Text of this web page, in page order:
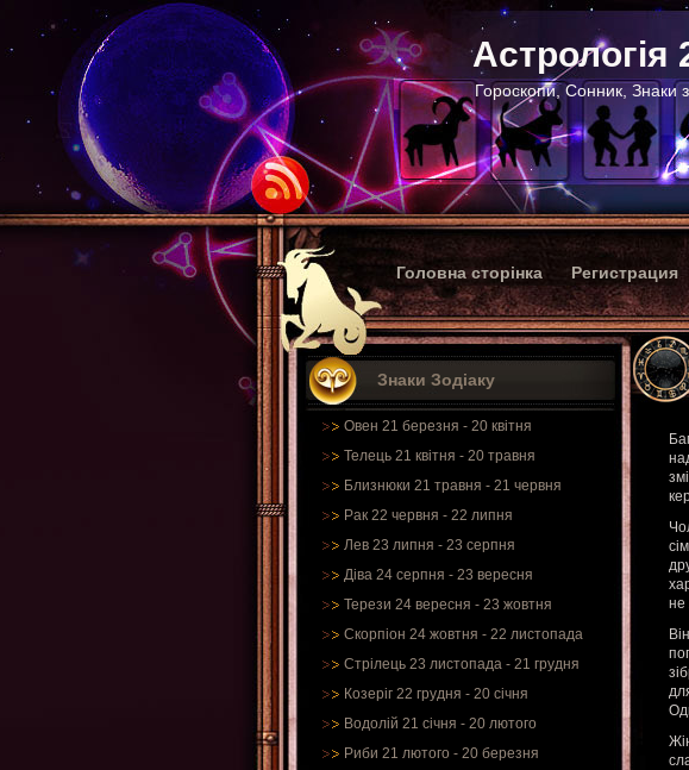
Астрологія
Гороскопи, Сонник, Знаки
Головна сторінка Регистрация
Знаки Зодіаку
Овен 21 березня - 20 квітня
Телець 21 квітня - 20 травня
Близнюки 21 травня - 21 червня
Рак 22 червня - 22 липня
Лев 23 липня - 23 серпня
Діва 24 серпня - 23 вересня
Терези 24 вересня - 23 жовтня
Скорпіон 24 жовтня - 22 листопада
Стрілець 23 листопада - 21 грудня
Козеріг 22 грудня - 20 січня
Водолій 21 січня - 20 лютого
Риби 21 лютого - 20 березня
не